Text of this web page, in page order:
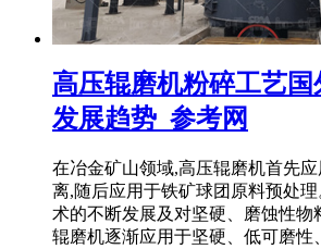
高压辊磨机粉碎工艺
发展趋势_参考网
在冶金矿山领域,高压辊磨机首先
离,随后应用于铁矿球团原料预处
术的不断发展及对坚硬、磨蚀性物
辊磨机逐渐应用于坚硬、低可磨性